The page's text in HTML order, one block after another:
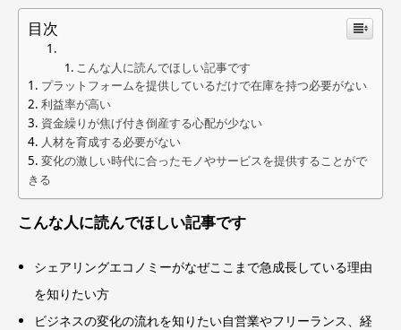
目次
こんな人に読んでほしい記事です
プラットフォームを提供しているだけで在庫を持つ必要がない
利益率が高い
資金繰りが焦げ付き倒産する心配が少ない
人材を育成する必要がない
変化の激しい時代に合ったモノやサービスを提供することがで
きる
こんな人に読んでほしい記事です
シェアリングエコノミーがなぜここまで急成長している理由
を知りたい方
ビジネスの変化の流れを知りたい自営業やフリーランス、経